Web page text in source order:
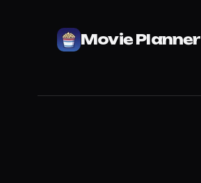
Movie Planner